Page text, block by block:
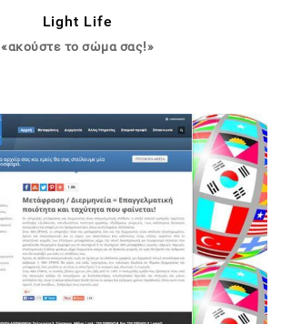
Light Life
«ακούστε το σώμα σας!»